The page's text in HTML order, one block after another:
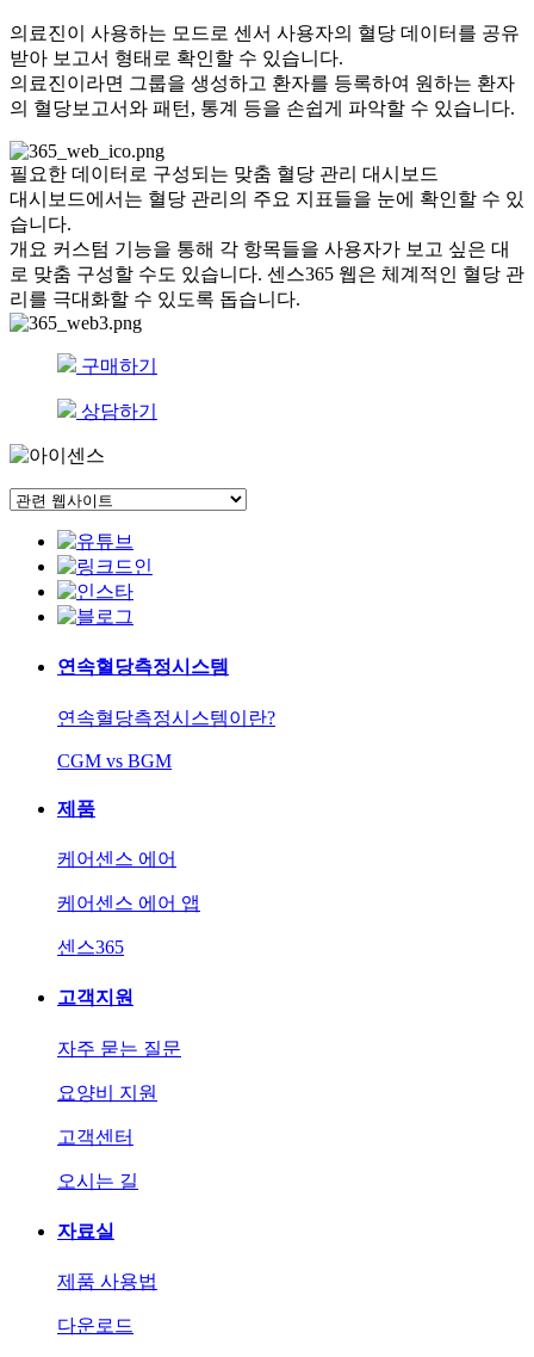
의료진이 사용하는 모드로 센서 사용자의 혈당 데이터를 공유
받아 보고서 형태로 확인할 수 있습니다.
의료진이라면 그룹을 생성하고 환자를 등록하여 원하는 환자
의 혈당보고서와 패턴, 통계 등을 손쉽게 파악할 수 있습니다.
필요한 데이터로 구성되는 맞춤 혈당 관리 대시보드
대시보드에서는 혈당 관리의 주요 지표들을 눈에 확인할 수 있
습니다.
개요 커스텀 기능을 통해 각 항목들을 사용자가 보고 싶은 대
로 맞춤 구성할 수도 있습니다. 센스365 웹은 체계적인 혈당 관
리를 극대화할 수 있도록 돕습니다.
구매하기
상담하기
연속혈당측정시스템
연속혈당측정시스템이란?
CGM vs BGM
제품
케어센스 에어
케어센스 에어 앱
센스365
고객지원
자주 묻는 질문
요양비 지원
고객센터
오시는 길
자료실
제품 사용법
다운로드